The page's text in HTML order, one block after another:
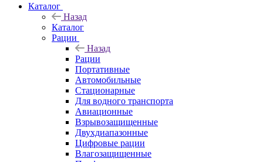
Каталог
Назад
Каталог
Рации
Назад
Рации
Портативные
Автомобильные
Стационарные
Для водного транспорта
Авиационные
Взрывозащищенные
Двухдиапазонные
Цифровые рации
Влагозащищенные